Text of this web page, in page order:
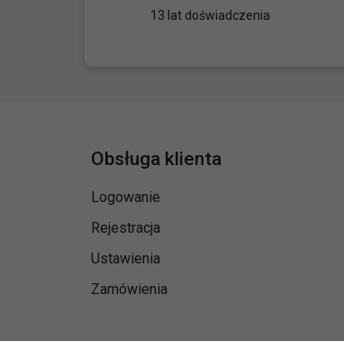
13 lat doświadczenia
Obsługa klienta
Logowanie
Rejestracja
Ustawienia
Zamówienia